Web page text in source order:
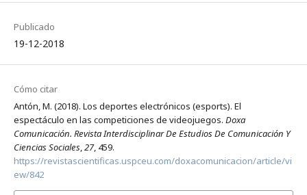
Publicado
19-12-2018
Cómo citar
Antón, M. (2018). Los deportes electrónicos (esports). El
espectáculo en las competiciones de videojuegos. Doxa
Comunicación. Revista Interdisciplinar De Estudios De Comunicación Y
Ciencias Sociales,27, 459.
https://revistascientificas.uspceu.com/doxacomunicacion/article/vi
ew/842